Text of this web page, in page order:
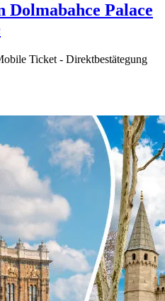
Palace
Ticket - Direktbestätegung